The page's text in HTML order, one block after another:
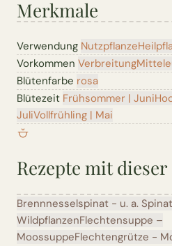
Merkmale
Verwendung Nutzpflanze
Vorkommen Verbreitung
Blütenfarbe rosa
Blütezeit Frühsommer | Juni
JuliVollfrühling | Mai
Rezepte mit dieser
Brennnesselspinat - u. a. Spinat
WildpflanzenFlechtensuppe –
MoossuppeFlechtengrütze -